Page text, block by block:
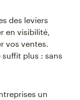
des leviers
en visibilité,
vos ventes.
plus : sans
un